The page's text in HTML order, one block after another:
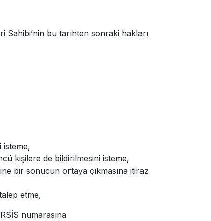
Sahibi’nin bu tarihten sonraki hakları
isteme,
kişilere de bildirilmesini isteme,
bir sonucun ortaya çıkmasına itiraz
etme,
numarasına